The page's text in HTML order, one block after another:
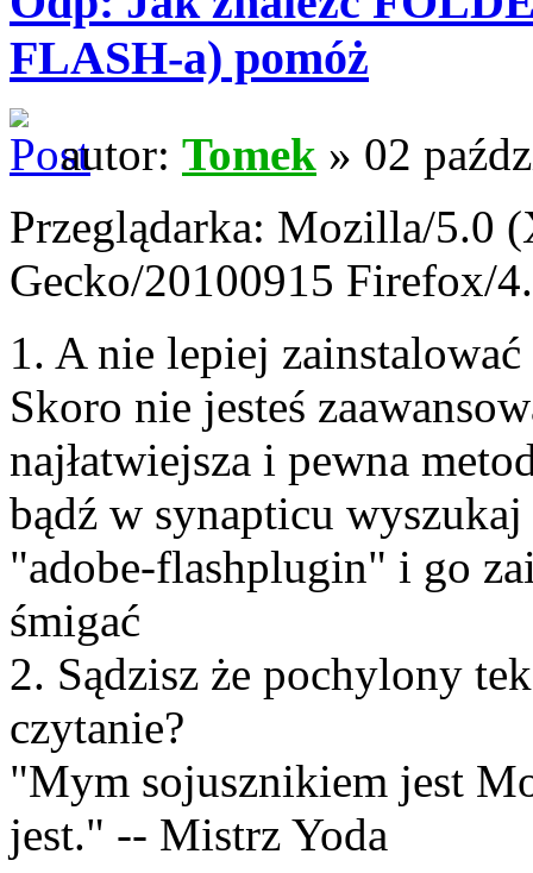
FLASH-a) pomóż
autor: Tomek » 02
Przeglądarka: Mozilla/5.0
Gecko/20100915 Firefox/
1. A nie lepiej
Skoro nie jesteś
najłatwiejsza i pewna
bądź w synapticu
"adobe-flashplugin" i go
śmigać
2. Sądzisz że pochylony
czytanie?
"Mym sojusznikiem jest
jest." -- Mistrz Yoda